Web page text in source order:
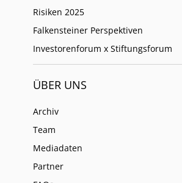
Risiken 2025
Falkensteiner Perspektiven
Investorenforum x Stiftungsforum
ÜBER UNS
Archiv
Team
Mediadaten
Partner